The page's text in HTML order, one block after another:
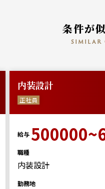
条件が
similar
内装設計
正社員
給与
職種
内装設計
勤務地